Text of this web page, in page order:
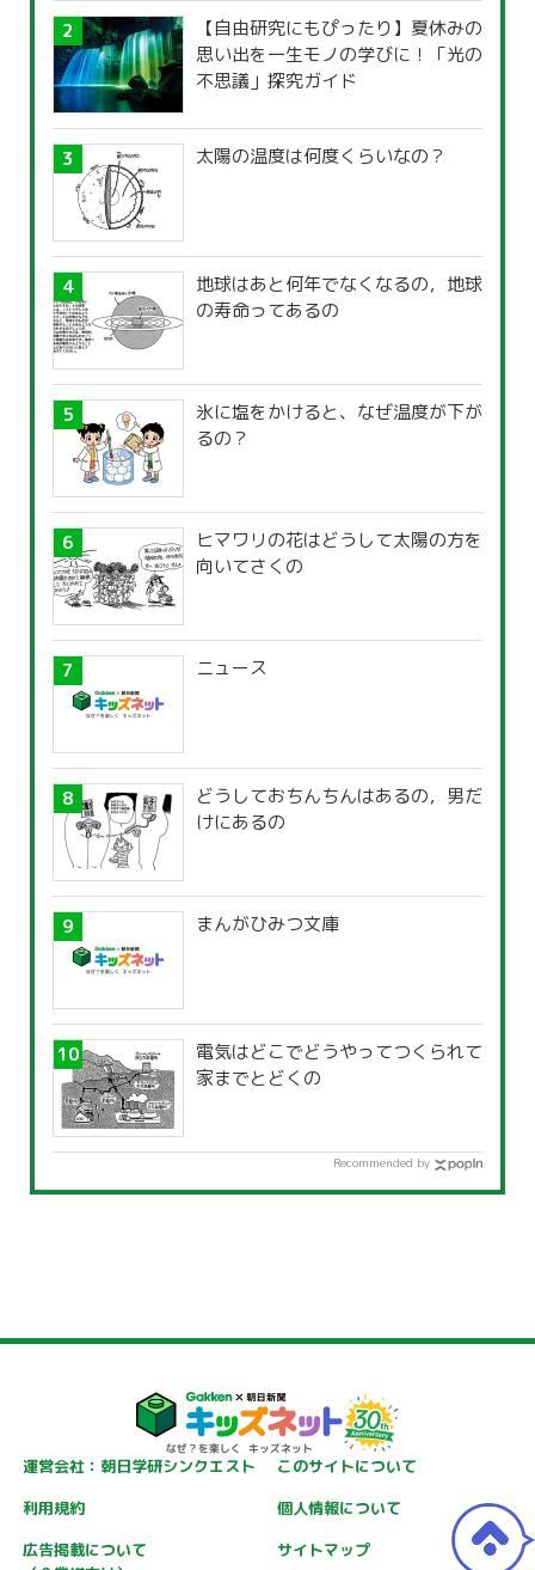
【自由研究にもぴったり】夏休みの
思い出を一生モノの学びに！「光の
不思議」探究ガイド
太陽の温度は何度くらいなの？
地球はあと何年でなくなるの，地球
の寿命ってあるの
氷に塩をかけると、なぜ温度が下が
るの？
ヒマワリの花はどうして太陽の方を
向いてさくの
ニュース
どうしておちんちんはあるの，男だ
けにあるの
まんがひみつ文庫
電気はどこでどうやってつくられて
家までとどくの
Recommended by
運営会社：朝日学研シンクエスト
このサイトについて
利用規約
個人情報について
広告掲載について
サイトマップ